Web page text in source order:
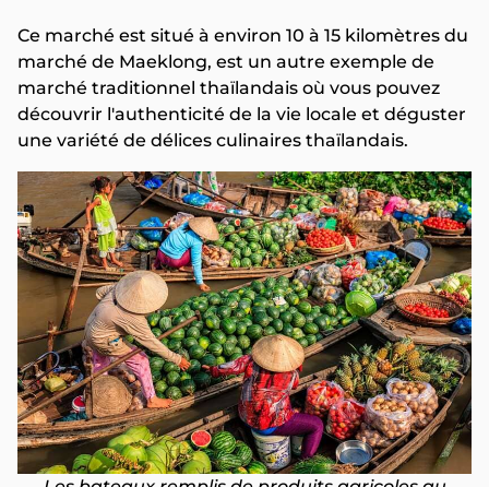
Ce marché est situé à environ 10 à 15 kilomètres du
marché de Maeklong, est un autre exemple de
marché traditionnel thaïlandais où vous pouvez
découvrir l'authenticité de la vie locale et déguster
une variété de délices culinaires thaïlandais.